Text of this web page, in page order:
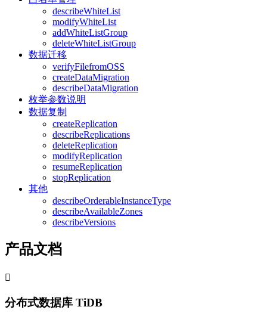
describeWhiteList
modifyWhiteList
addWhiteListGroup
deleteWhiteListGroup
数据迁移
verifyFilefromOSS
createDataMigration
describeDataMigration
枚举参数说明
数据复制
createReplication
describeReplications
deleteReplication
modifyReplication
resumeReplication
stopReplication
其他
describeOrderableInstanceType
describeAvailableZones
describeVersions
产品文档

分布式数据库 TiDB